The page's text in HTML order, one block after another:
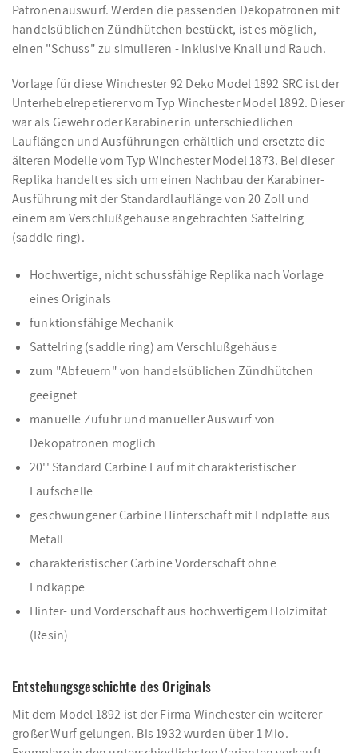
Patronenauswurf. Werden die passenden Dekopatronen mit
handelsüblichen Zündhütchen bestückt, ist es möglich,
einen "Schuss" zu simulieren - inklusive Knall und Rauch.
Vorlage für diese Winchester 92 Deko Model 1892 SRC ist der
Unterhebelrepetierer vom Typ Winchester Model 1892. Dieser
war als Gewehr oder Karabiner in unterschiedlichen
Lauflängen und Ausführungen erhältlich und ersetzte die
älteren Modelle vom Typ Winchester Model 1873. Bei dieser
Replika handelt es sich um einen Nachbau der Karabiner-
Ausführung mit der Standardlauflänge von 20 Zoll und
einem am Verschlußgehäuse angebrachten Sattelring
(saddle ring).
Hochwertige, nicht schussfähige Replika nach Vorlage
eines Originals
funktionsfähige Mechanik
Sattelring (saddle ring) am Verschlußgehäuse
zum "Abfeuern" von handelsüblichen Zündhütchen
geeignet
manuelle Zufuhr und manueller Auswurf von
Dekopatronen möglich
20'' Standard Carbine Lauf mit charakteristischer
Laufschelle
geschwungener Carbine Hinterschaft mit Endplatte aus
Metall
charakteristischer Carbine Vorderschaft ohne
Endkappe
Hinter- und Vorderschaft aus hochwertigem Holzimitat
(Resin)
Entstehungsgeschichte des Originals
Mit dem Model 1892 ist der Firma Winchester ein weiterer
großer Wurf gelungen. Bis 1932 wurden über 1 Mio.